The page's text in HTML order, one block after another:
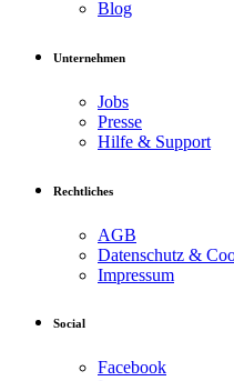
Blog
Unternehmen
Jobs
Presse
Hilfe & Support
Rechtliches
AGB
Datenschutz &
Impressum
Social
Facebook